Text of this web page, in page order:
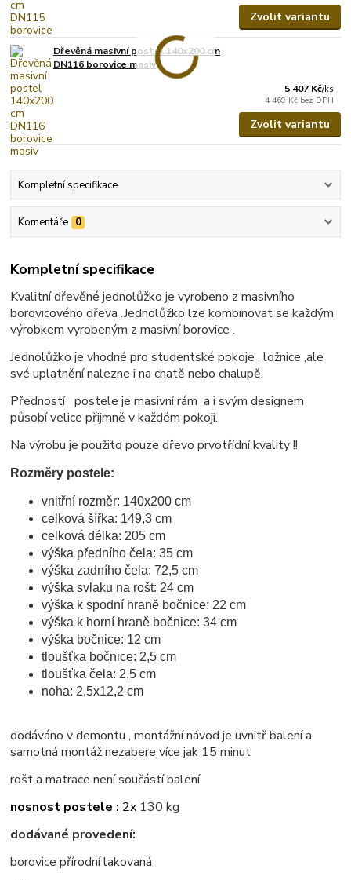
Zvolit variantu
Dřevěná masivní postel 140x200 cm
DN116 borovice masiv
5 407 Kč/ks
4 469 Kč bez DPH
Zvolit variantu
Kompletní specifikace
Komentáře 0
Kompletní specifikace
Kvalitní dřevěné jednolůžko je vyrobeno z masivního
borovicového dřeva .Jednolůžko lze kombinovat se každým
výrobkem vyrobeným z masivní borovice .
Jednolůžko je vhodné pro studentské pokoje , ložnice ,ale
své uplatnění nalezne i na chatě nebo chalupě.
Předností postele je masivní rám a i svým designem
působí velice přijmně v každém pokoji.
Na výrobu je použito pouze dřevo prvotřídní kvality !!
Rozměry postele:
vnitřní rozměr: 140x200 cm
celková šířka: 149,3 cm
celková délka: 205 cm
výška předního čela: 35 cm
výška zadního čela: 72,5 cm
výška svlaku na rošt: 24 cm
výška k spodní hraně bočnice: 22 cm
výška k horní hraně bočnice: 34 cm
výška bočnice: 12 cm
tloušťka bočnice: 2,5 cm
tloušťka čela: 2,5 cm
noha: 2,5x12,2 cm
dodáváno v demontu , montážní návod je uvnitř balení a
samotná montáž nezabere více jak 15 minut
rošt a matrace není součástí balení
nosnost postele : 2x 130 kg
dodávané provedení:
borovice přírodní lakovaná